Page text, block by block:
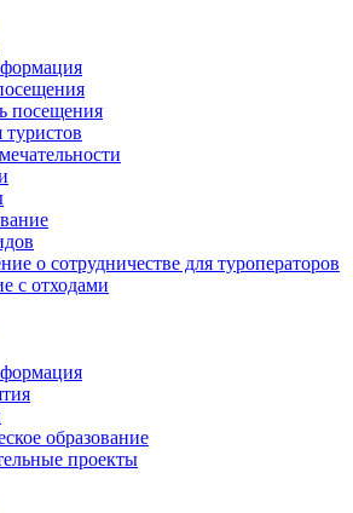
посещения
о сотрудничестве для туроператоров
с отходами
образование
проекты